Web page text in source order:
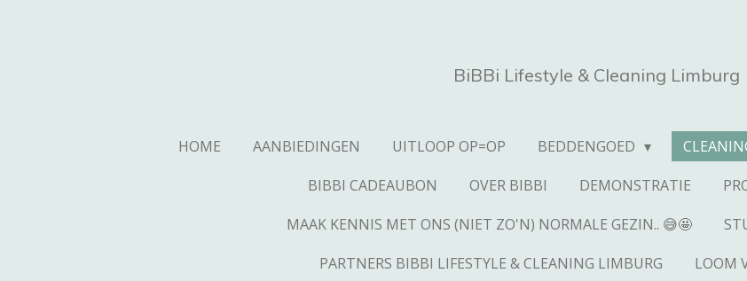
BiBBi Lifestyle & Cleaning Limburg
HOME AANBIEDINGEN UITLOOP OP=OP BEDDENGOED
BIBBI CADEAUBON
OVER BIBBI DEMONSTRATIE
MAAK KENNIS MET ONS (NIET ZO'N) NORMALE GEZIN.. 😅🤩
PARTNERS BIBBI LIFESTYLE & CLEANING LIMBURG
LOOM